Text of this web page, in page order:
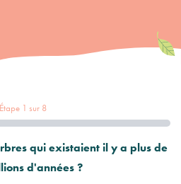
Étape 1 sur 8
qui existaient il y a plus de
d'années ?